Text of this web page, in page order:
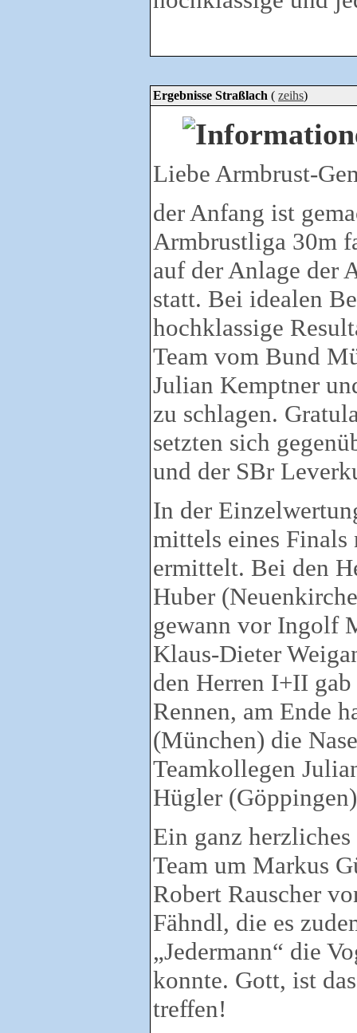
Ergebnisse Straßlach ( zeihs)
Liebe Armbrust-
der Anfang ist
Armbrustliga 30m
auf der Anlage der
statt. Bei idealen
hochklassige
Team vom Bund
Julian Kemptner
zu schlagen.
setzten sich
und der SBr
In der
mittels eines
ermittelt. Bei den
Huber
gewann vor Ingolf
Klaus-Dieter
den Herren I+II
Rennen, am Ende
(München) die
Teamkollegen
Hügler
Ein ganz
Team um Markus
Robert Rauscher
Fähndl, die es
„Jedermann“ die
konnte. Gott, ist
treffen!